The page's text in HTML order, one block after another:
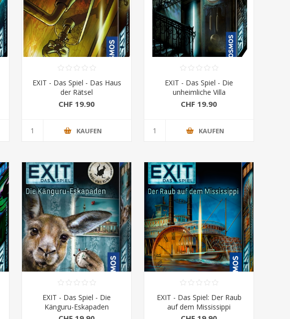
EXIT - Das Spiel - Das Haus
der Rätsel
CHF 19.90
KAUFEN
EXIT - Das Spiel - Die
unheimliche Villa
CHF 19.90
KAUFEN
EXIT - Das Spiel - Die
Känguru-Eskapaden
EXIT - Das Spiel: Der Raub
auf dem Mississippi